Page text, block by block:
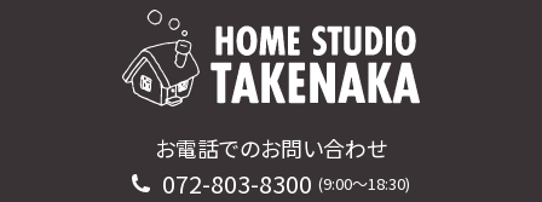
お電話でのお問い合わせ
072-803-8300 (9:00〜18:30)